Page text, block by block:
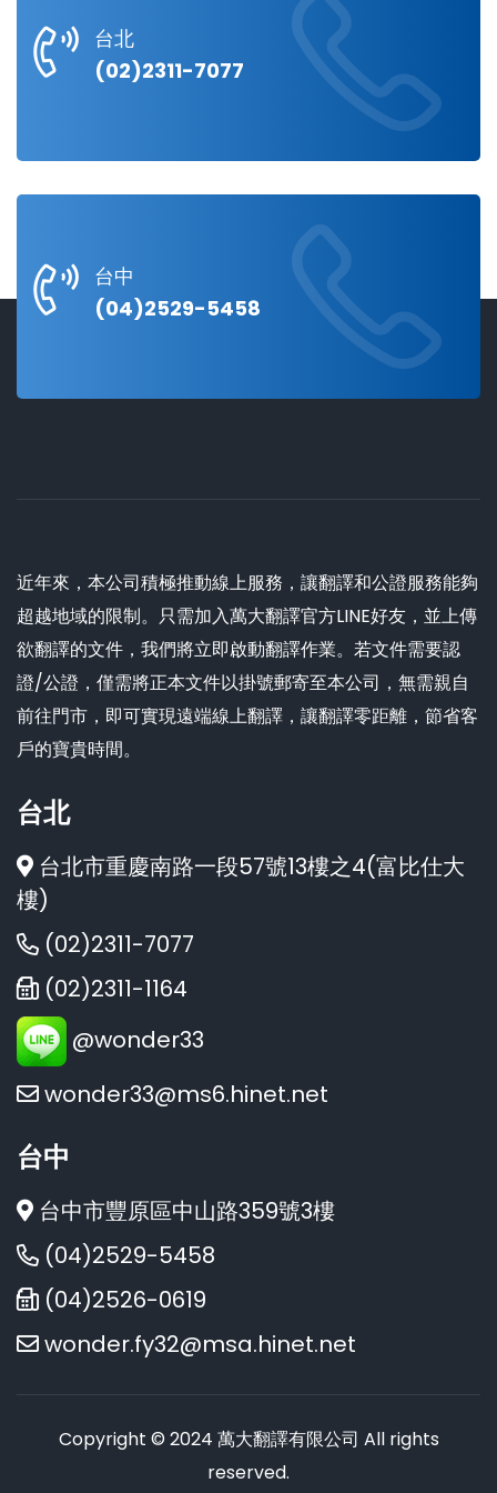
台北
(02)2311-7077
台中
(04)2529-5458
近年來，本公司積極推動線上服務，讓翻譯和公證服務能夠
超越地域的限制。只需加入萬大翻譯官方LINE好友，並上傳
欲翻譯的文件，我們將立即啟動翻譯作業。若文件需要認
證/公證，僅需將正本文件以掛號郵寄至本公司，無需親自
前往門市，即可實現遠端線上翻譯，讓翻譯零距離，節省客
戶的寶貴時間。
台北
台北市重慶南路一段57號13樓之4(富比仕大
樓)
(02)2311-7077
(02)2311-1164
@wonder33
wonder33@ms6.hinet.net
台中
台中市豐原區中山路359號3樓
(04)2529-5458
(04)2526-0619
wonder.fy32@msa.hinet.net
Copyright © 2024 萬大翻譯有限公司 All rights
reserved.